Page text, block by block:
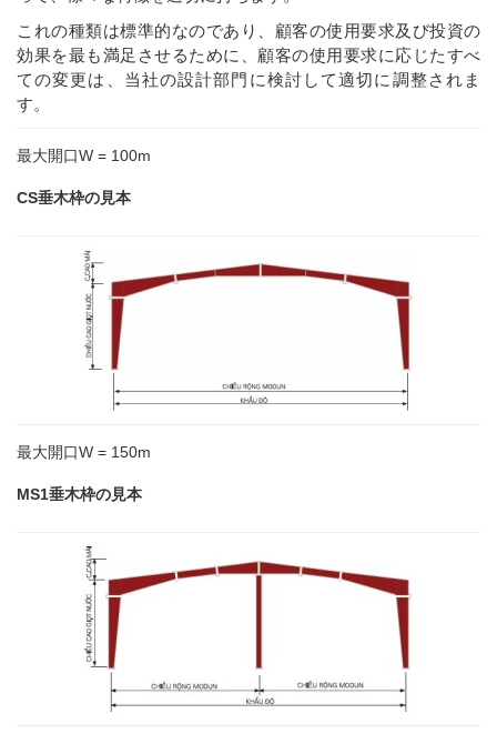
これの種類は標準的なのであり、顧客の使用要求及び投資の
効果を最も満足させるために、顧客の使用要求に応じたすべ
ての変更は、当社の設計部門に検討して適切に調整されま
す。
最大開口W = 100m
CS垂木枠の見本
最大開口W = 150m
MS1垂木枠の見本